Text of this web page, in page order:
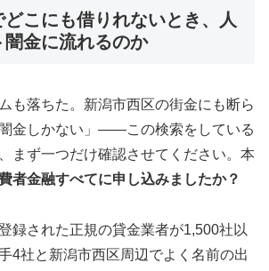
こにも借りれないとき、人
闇金に流れるのか
も落ちた。新潟市西区の街金にも断ら
金しかない」——この検索をしている
まず一つだけ確認させてください。本
者金融すべてに申し込みましたか？
録された正規の貸金業者が1,500社以
4社と新潟市西区周辺でよく名前の出